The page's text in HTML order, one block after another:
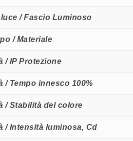
/ Fascio Luminoso
/ Materiale
/ IP Protezione
/ Tempo innesco 100%
/ Stabilità del colore
/ Intensità luminosa, Cd